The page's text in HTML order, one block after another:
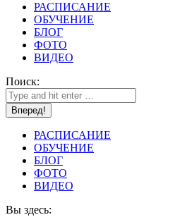
РАСПИСАНИЕ
ОБУЧЕНИЕ
БЛОГ
ФОТО
ВИДЕО
Поиск:
РАСПИСАНИЕ
ОБУЧЕНИЕ
БЛОГ
ФОТО
ВИДЕО
Вы здесь: